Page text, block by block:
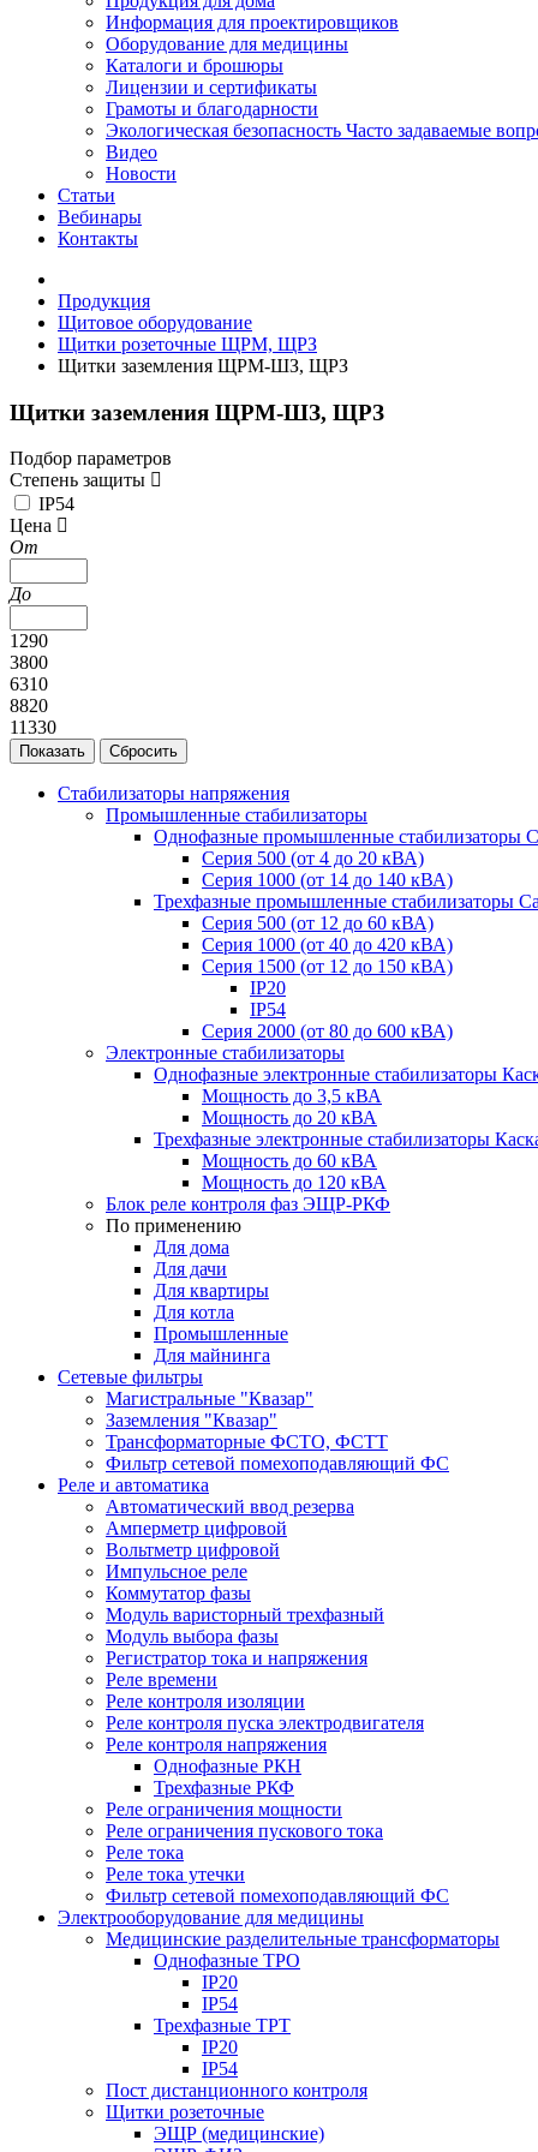
Информация для проектировщиков
Оборудование для медицины
Каталоги и брошюры
Лицензии и сертификаты
Грамоты и благодарности
Экологическая безопасность Часто задаваемые
Видео
Новости
Статьи
Вебинары
Контакты
Продукция
Щитовое оборудование
Щитки розеточные ЩРМ, ЩРЗ
Щитки заземления ЩРМ-ШЗ, ЩРЗ
Щитки заземления ЩРМ-ШЗ, ЩРЗ
Подбор параметров
Степень защиты
IP54
Цена
От
До
1290
3800
6310
8820
11330
Стабилизаторы напряжения
Промышленные стабилизаторы
Однофазные промышленные стабилизаторы
Серия 500 (от 4 до 20 кВА)
Серия 1000 (от 14 до 140 кВА)
Трехфазные промышленные стабилизаторы
Cерия 500 (от 12 до 60 кВА)
Серия 1000 (от 40 до 420 кВА)
Серия 1500 (от 12 до 150 кВА)
IP20
IP54
Серия 2000 (от 80 до 600 кВА)
Электронные стабилизаторы
Однофазные электронные стабилизаторы
Мощность до 3,5 кВА
Мощность до 20 кВА
Трехфазные электронные стабилизаторы
Мощность до 60 кВА
Мощность до 120 кВА
Блок реле контроля фаз ЭЩР-РКФ
По применению
Для дома
Для дачи
Для квартиры
Для котла
Промышленные
Для майнинга
Сетевые фильтры
Магистральные "Квазар"
Заземления "Квазар"
Трансформаторные ФСТО, ФСТТ
Фильтр сетевой помехоподавляющий ФС
Реле и автоматика
Автоматический ввод резерва
Амперметр цифровой
Вольтметр цифровой
Импульсное реле
Коммутатор фазы
Модуль варисторный трехфазный
Модуль выбора фазы
Регистратор тока и напряжения
Реле времени
Реле контроля изоляции
Реле контроля пуска электродвигателя
Реле контроля напряжения
Однофазные РКН
Трехфазные РКФ
Реле ограничения мощности
Реле ограничения пускового тока
Реле тока
Реле тока утечки
Фильтр сетевой помехоподавляющий ФС
Электрооборудование для медицины
Медицинские разделительные трансформаторы
Однофазные ТРО
IP20
IP54
Трехфазные ТРТ
IP20
IP54
Пост дистанционного контроля
Щитки розеточные
ЭЩР (медицинские)